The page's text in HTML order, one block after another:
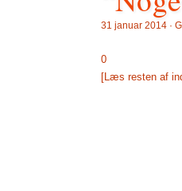
31 januar 2014 ·
0
[Læs resten af